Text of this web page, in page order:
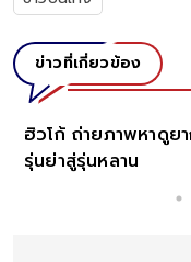
ข่าวที่เกี่ยวข้อง